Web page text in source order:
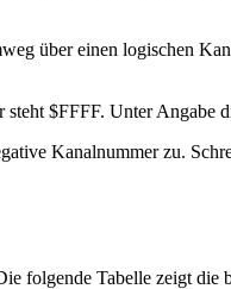
über einen logischen
$FFFF. Unter Angabe
Kanalnummer zu.
folgende Tabelle zeigt